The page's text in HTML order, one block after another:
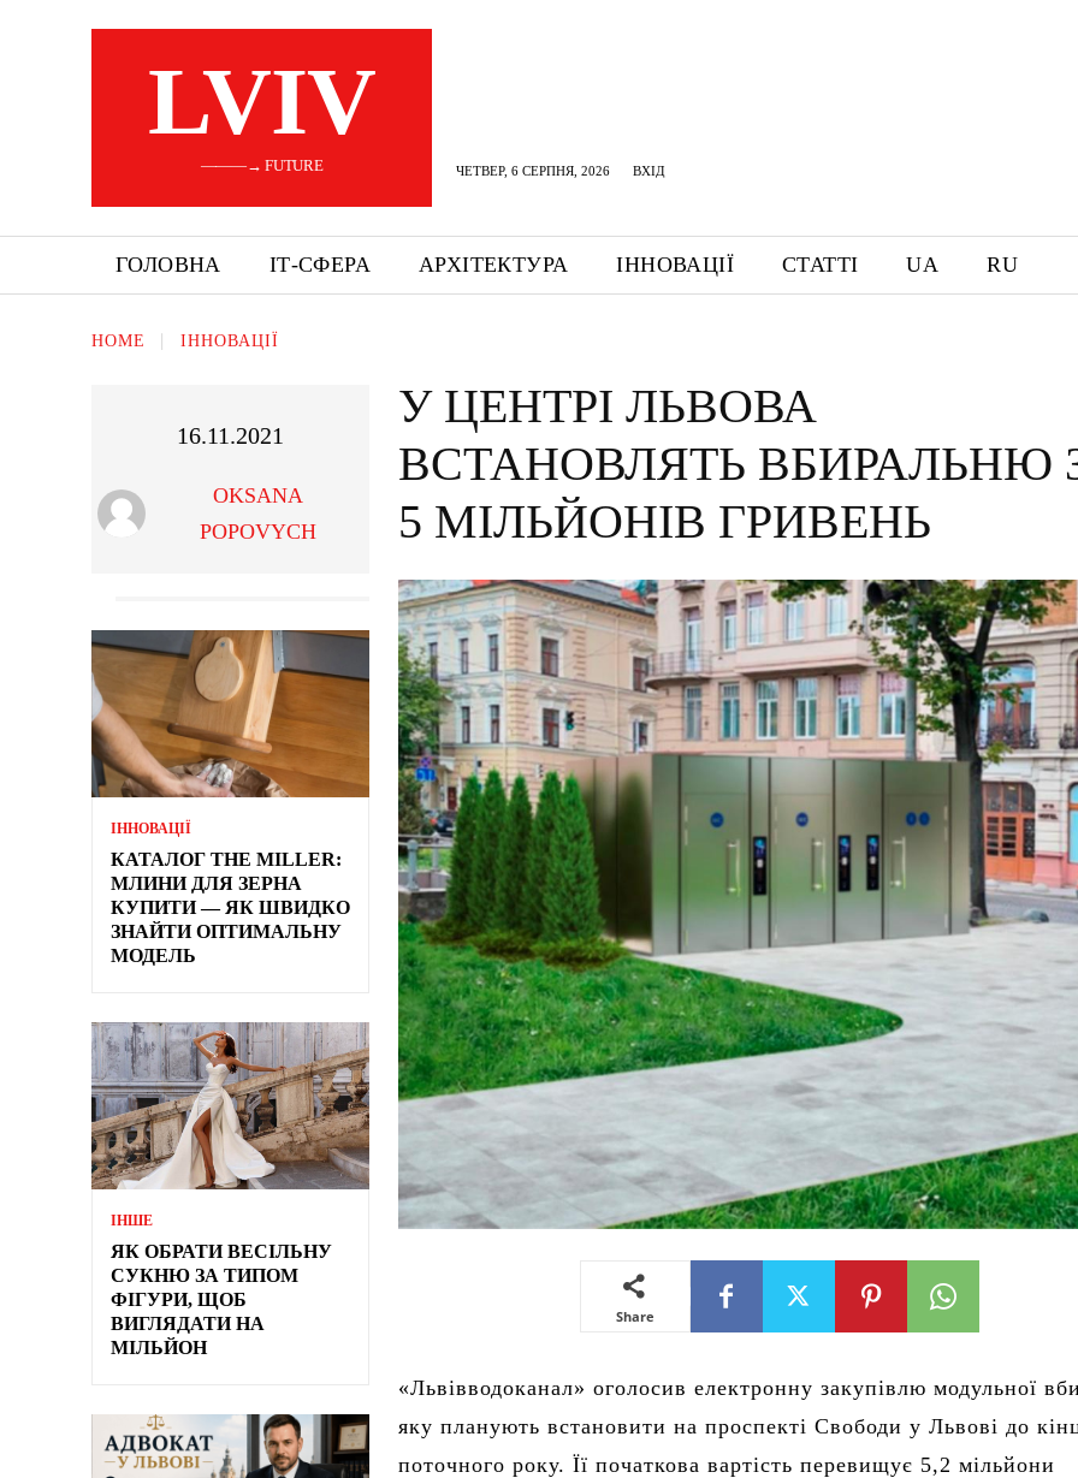
LVIV
———→ FUTURE ЧЕТВЕР, 6 СЕРПНЯ, 2026 ВХІД
ГОЛОВНА ІТ-СФЕРА АРХІТЕКТУРА ІННОВАЦІЇ СТАТТІ UA RU
HOME ІННОВАЦІЇ
16.11.2021
OKSANA
POPOVYCH
ІННОВАЦІЇ
КАТАЛОГ THE MILLER:
МЛИНИ ДЛЯ ЗЕРНА
КУПИТИ — ЯК ШВИДКО
ЗНАЙТИ ОПТИМАЛЬНУ
МОДЕЛЬ
ІНШЕ
ЯК ОБРАТИ ВЕСІЛЬНУ
СУКНЮ ЗА ТИПОМ
ФІГУРИ, ЩОБ
ВИГЛЯДАТИ НА
МІЛЬЙОН
У ЦЕНТРІ ЛЬВОВА
ВСТАНОВЛЯТЬ ВБИРАЛЬНЮ
5 МІЛЬЙОНІВ ГРИВЕНЬ
Share
«Львівводоканал» оголосив електронну закупівлю модульної
яку планують встановити на проспекті Свободи у Львові до
поточного року. Її початкова вартість перевищує 5,2 мільйони